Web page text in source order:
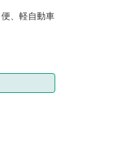
、軽自動車